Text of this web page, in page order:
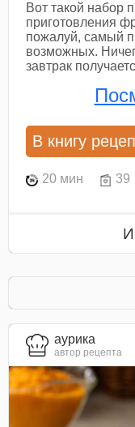
Вот такой набор
приготовления
пожалуй, самый
возможных.
завтрак
В книгу
20 мин 39
aурика
автор рецепта